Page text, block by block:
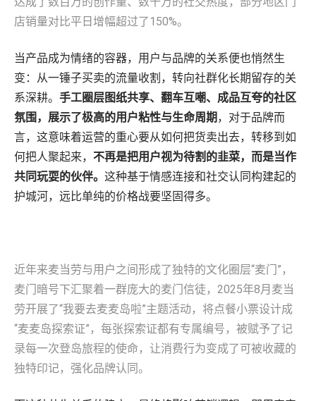
店销量对比平日增幅超过了150%。
当产品成为情绪的容器，用户与品牌的关系便也悄然生
变：从一锤子买卖的流量收割，转向社群化长期留存的关
系深耕。 手工圈层图纸共享、翻车互嘲、成品互夸的社区
氛围，展示了极高的用户粘性与生命周期 ，对于品牌而
言，这意味着运营的重心要从如何把货卖出去，转移到如
何把人聚起来， 不再是把用户视为待割的韭菜，而是当作
共同玩耍的伙伴。 这种基于情感连接和社交认同构建起的
护城河，远比单纯的价格战要坚固得多。
近年来麦当劳与用户之间形成了独特的文化圈层“麦门”，
麦门暗号下汇聚着一群庞大的麦门信徒，2025年8月麦当
劳开展了“我要去麦麦岛啦”主题活动，将点餐小票设计成
“麦麦岛探索证”，每张探索证都有专属编号，被赋予了记
录每一次登岛旅程的使命，让消费行为变成了可被收藏的
独特印记，强化品牌认同。